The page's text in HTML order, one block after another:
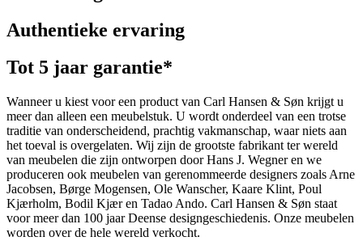
Authentieke ervaring
Tot 5 jaar garantie*
Wanneer u kiest voor een product van Carl Hansen & Søn krijgt u
meer dan alleen een meubelstuk. U wordt onderdeel van een trotse
traditie van onderscheidend, prachtig vakmanschap, waar niets aan
het toeval is overgelaten. Wij zijn de grootste fabrikant ter wereld
van meubelen die zijn ontworpen door Hans J. Wegner en we
produceren ook meubelen van gerenommeerde designers zoals Arne
Jacobsen, Børge Mogensen, Ole Wanscher, Kaare Klint, Poul
Kjærholm, Bodil Kjær en Tadao Ando. Carl Hansen & Søn staat
voor meer dan 100 jaar Deense designgeschiedenis. Onze meubelen
worden over de hele wereld verkocht.